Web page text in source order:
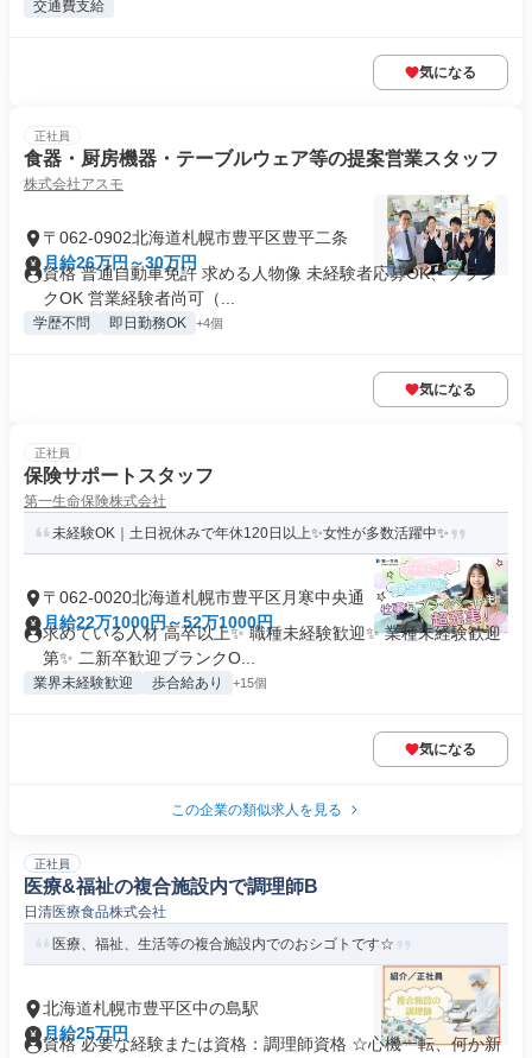
交通費支給
気になる
正社員
食器・厨房機器・テーブルウェア等の提案営業スタッフ
株式会社アスモ
〒062-0902北海道札幌市豊平区豊平二条
月給26万円～30万円
資格 普通自動車免許 求める人物像 未経験者応募OK、ブラン
クOK 営業経験者尚可（...
学歴不問 即日勤務OK +4個
気になる
正社員
保険サポートスタッフ
第一生命保険株式会社
未経験OK｜土日祝休みで年休120日以上✨女性が多数活躍中✨
〒062-0020北海道札幌市豊平区月寒中央通
月給22万1000円～52万1000円
求めている人材 高卒以上✨ 職種未経験歓迎✨ 業種未経験歓迎
第✨ 二新卒歓迎ブランクO...
業界未経験歓迎 歩合給あり +15個
気になる
この企業の類似求人を見る
正社員
医療&福祉の複合施設内で調理師B
日清医療食品株式会社
医療、福祉、生活等の複合施設内でのおシゴトです☆
北海道札幌市豊平区中の島駅
月給25万円
資格 必要な経験または資格：調理師資格 ☆心機一転、何か新